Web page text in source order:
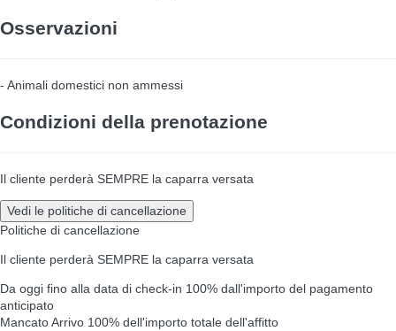
Osservazioni
- Animali domestici non ammessi
Condizioni della prenotazione
Il cliente perderà SEMPRE la caparra versata
Vedi le politiche di cancellazione
Politiche di cancellazione
Il cliente perderà SEMPRE la caparra versata
Da oggi fino alla data di check-in 100% dall'importo del pagamento
anticipato
Mancato Arrivo 100% dell'importo totale dell'affitto